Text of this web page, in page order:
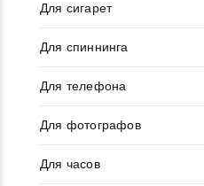
Для сигарет
Для спиннинга
Для телефона
Для фотографов
Для часов